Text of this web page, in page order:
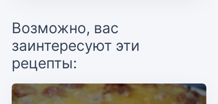
Возможно, вас
заинтересуют эти
рецепты: